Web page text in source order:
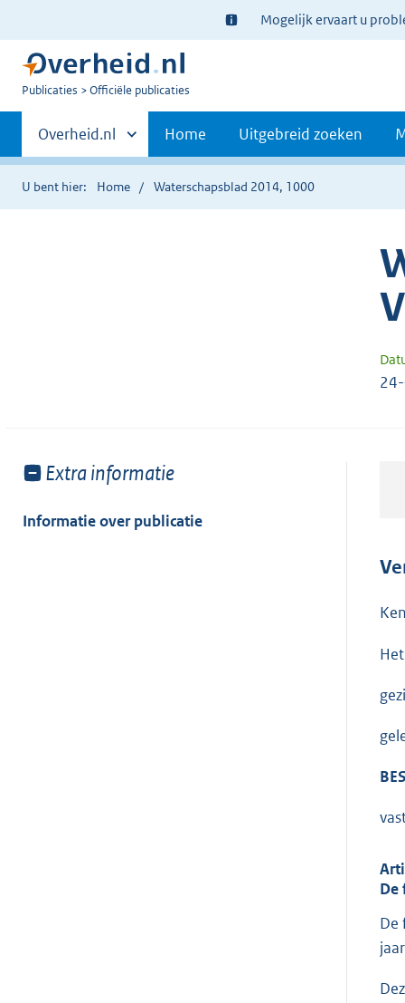
Ter
informatie:
Mogelijk ervaart u
U
Publicaties Officiële publicaties
Primaire
navigatie
Andere
sites
binnen
Overheid.nl Home Uitgebreid zoeken
U bent hier: Home Waterschapsblad 2014, 1000
Toon
van:
Extra informatie
Informatie over publicatie
De
De